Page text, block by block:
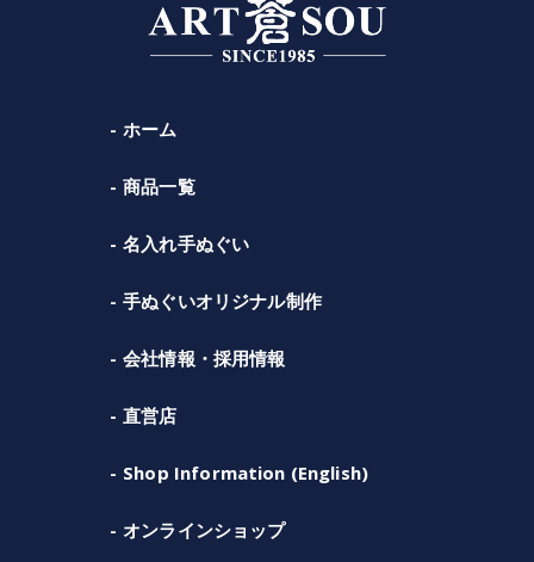
ホーム
商品一覧
名入れ手ぬぐい
手ぬぐいオリジナル制作
会社情報・採用情報
直営店
Shop Information (English)
オンラインショップ